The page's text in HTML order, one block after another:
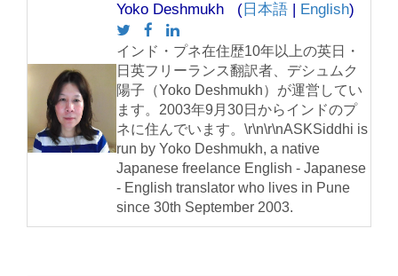
Yoko Deshmukh ( 日本語 | English)
インド・プネ在住歴10年以上の英日・
日英フリーランス翻訳者、デシュムク
陽子（Yoko Deshmukh）が運営してい
ます。2003年9月30日からインドのプ
ネに住んでいます。\r\n\r\nASKSiddhi is
run by Yoko Deshmukh, a native
Japanese freelance English - Japanese
- English translator who lives in Pune
since 30th September 2003.